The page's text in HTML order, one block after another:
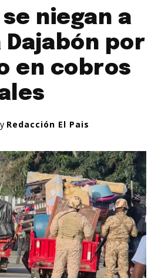
niegan a
Dajabón por
en cobros
Redacción El Pais